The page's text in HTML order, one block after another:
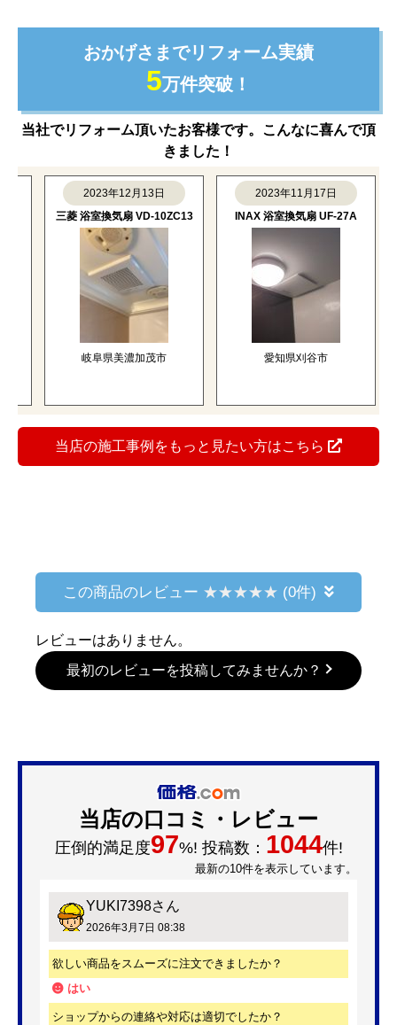
おかげさまでリフォーム実績
5万件突破！
当社でリフォーム頂いたお客様です。こんなに喜んで頂
きました！
2023年12月13日
三菱 浴室換気扇 VD-10ZC13
岐阜県美濃加茂市
2023年11月17日
INAX 浴室換気扇 UF-27A
愛知県刈谷市
当店の施工事例をもっと見たい方はこちら
この商品のレビュー (0件)
レビューはありません。
最初のレビューを投稿してみませんか？
当店の口コミ・レビュー
圧倒的満足度97%! 投稿数： 1044件!
最新の10件を表示しています。
YUKI7398さん
2026年3月7日 08:38
欲しい商品をスムーズに注文できましたか？
はい
ショップからの連絡や対応は適切でしたか？